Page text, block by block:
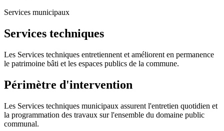
Services municipaux
Services techniques
Les Services techniques entretiennent et améliorent en permanence
le patrimoine bâti et les espaces publics de la commune.
Périmètre d'intervention
Les Services techniques municipaux assurent l'entretien quotidien et
la programmation des travaux sur l'ensemble du domaine public
communal.